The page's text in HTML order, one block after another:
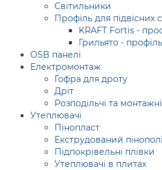
Світильники
Профіль для підвісних
KRAFT Fortis -
Грильято - профіль
OSB панелі
Електромонтаж
Гофра для дроту
Дріт
Розподільчі та
Утеплювачі
Пінопласт
Екструдований
Підпокрівельні плівки
Утеплювачі в плитах